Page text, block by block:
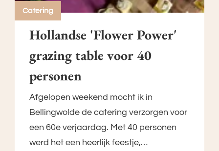
Catering
Hollandse 'Flower Power'
grazing table voor 40
personen
Afgelopen weekend mocht ik in
Bellingwolde de catering verzorgen voor
een 60e verjaardag. Met 40 personen
werd het een heerlijk feestje,…